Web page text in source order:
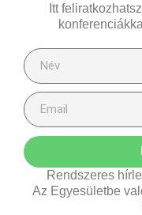
Itt
Rendszeres
Az Egyesületbe